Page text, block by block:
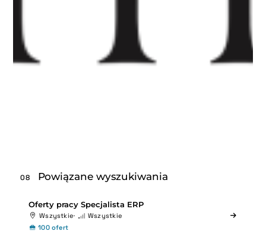
08 Powiązane wyszukiwania
Oferty pracy Specjalista ERP
Wszystkie
Wszystkie
100 ofert